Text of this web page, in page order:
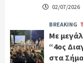
02/07/2026
BREAKING
Με
“4ος
στα